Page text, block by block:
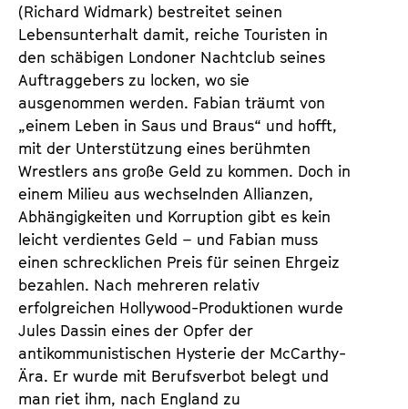
e
n
T
i
c
k
e
t
s
e
m
K
a
l
e
n
d
e
r
(Richard Widmark) bestreitet seinen
Lebensunterhalt damit, reiche Touristen in
den schäbigen Londoner Nachtclub seines
Auftraggebers zu locken, wo sie
ausgenommen werden. Fabian träumt von
„einem Leben in Saus und Braus“ und hofft,
mit der Unterstützung eines berühmten
Wrestlers ans große Geld zu kommen. Doch in
einem Milieu aus wechselnden Allianzen,
Abhängigkeiten und Korruption gibt es kein
leicht verdientes Geld – und Fabian muss
einen schrecklichen Preis für seinen Ehrgeiz
bezahlen. Nach mehreren relativ
erfolgreichen Hollywood-Produktionen wurde
Jules Dassin eines der Opfer der
antikommunistischen Hysterie der McCarthy-
Ära. Er wurde mit Berufsverbot belegt und
man riet ihm, nach England zu